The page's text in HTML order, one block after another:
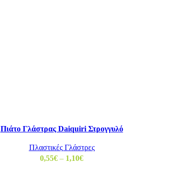
Πιάτο Γλάστρας Daiquiri Στρογγυλό
Πλαστικές Γλάστρες
0,55€ – 1,10€